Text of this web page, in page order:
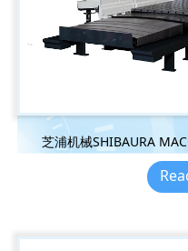
芝浦机械SHIBAURA